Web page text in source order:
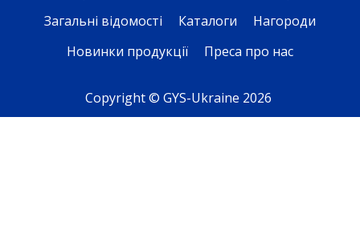
Загальні відомості
Каталоги
Нагороди
Новинки продукції
Преса про нас
Copyright © GYS-Ukraine 2026